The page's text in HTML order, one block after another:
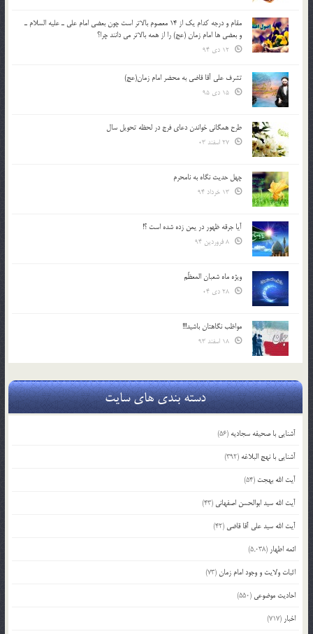
مقام و درجه كدام يك از 14 معصوم بالاتر است چون بعضي امام علي ـ عليه السلام ـ
و بعضي ها امام زمان (عج) را از همه بالاتر مي دانند چرا؟
تشرف علي آقا قاضي به محضر امام زمان(عج)
طرح همگانی خواندن دعای فرج در لحظه تحویل سال
چهل حدیث نگاه به نامحرم
آیا جرقه ظهور در یمن زده شده است ؟!
ویژه ماه شعبان المعظّم
مواظب نگاهتان باشید!!!
دسته بندی های سایت
آشنایی با صحیفه سجادیه (56)
آشنایی با نهج البلاغه (392)
آیت الله بهجت (54)
آیت الله سید ابوالحسن اصفهانی (43)
آیت الله سید علی آقا قاضی (42)
ائمه اطهار (5,038)
اثبات ولایت و وجود امام زمان(73)
احادیث موضوعی (550)
اخبار (717)